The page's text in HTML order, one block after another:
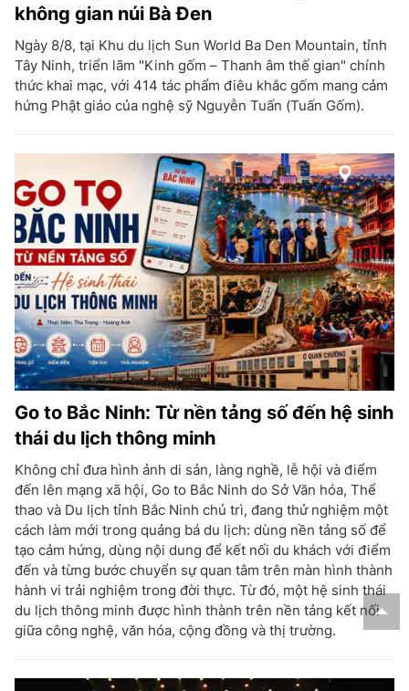
không gian núi Bà Đen
Ngày 8/8, tại Khu du lịch Sun World Ba Den Mountain, tỉnh
Tây Ninh, triển lãm "Kinh gốm – Thanh âm thế gian" chính
thức khai mạc, với 414 tác phẩm điêu khắc gốm mang cảm
hứng Phật giáo của nghệ sỹ Nguyễn Tuấn (Tuấn Gốm).
Go to Bắc Ninh: Từ nền tảng số đến hệ sinh
thái du lịch thông minh
Không chỉ đưa hình ảnh di sản, làng nghề, lễ hội và điểm
đến lên mạng xã hội, Go to Bắc Ninh do Sở Văn hóa, Thể
thao và Du lịch tỉnh Bắc Ninh chủ trì, đang thử nghiệm một
cách làm mới trong quảng bá du lịch: dùng nền tảng số để
tạo cảm hứng, dùng nội dung để kết nối du khách với điểm
đến và từng bước chuyển sự quan tâm trên màn hình thành
hành vi trải nghiệm trong đời thực. Từ đó, một hệ sinh thái
du lịch thông minh được hình thành trên nền tảng kết nối
giữa công nghệ, văn hóa, cộng đồng và thị trường.